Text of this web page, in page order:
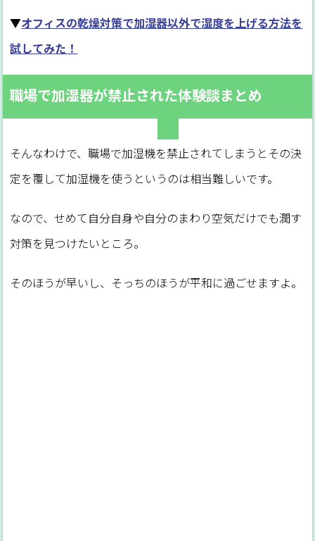
▼オフィスの乾燥対策で加湿器以外で湿度を上げる方法を
試してみた！
職場で加湿器が禁止された体験談まとめ
そんなわけで、職場で加湿機を禁止されてしまうとその決
定を覆して加湿機を使うというのは相当難しいです。
なので、せめて自分自身や自分のまわり空気だけでも潤す
対策を見つけたいところ。
そのほうが早いし、そっちのほうが平和に過ごせますよ。